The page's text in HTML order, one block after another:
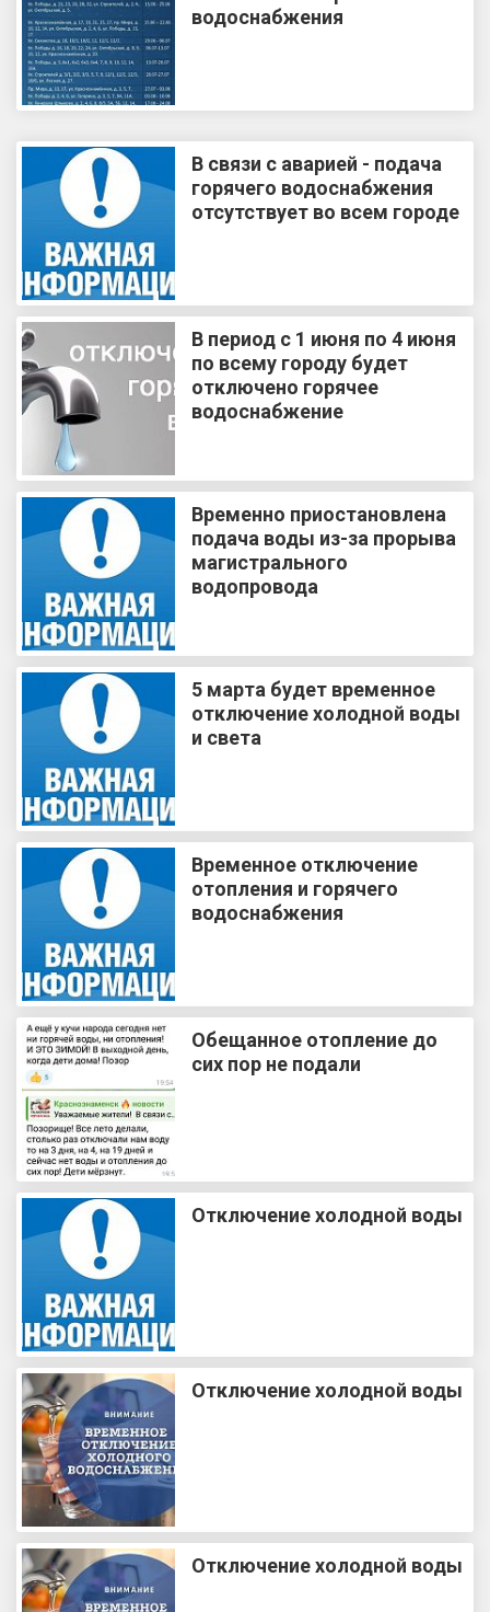
водоснабжения
В связи с аварией - подача
горячего водоснабжения
отсутствует во всем городе
В период с 1 июня по 4 июня
по всему городу будет
отключено горячее
водоснабжение
Временно приостановлена
подача воды из-за прорыва
магистрального
водопровода
5 марта будет временное
отключение холодной воды
и света
Временное отключение
отопления и горячего
водоснабжения
Обещанное отопление до
сих пор не подали
Отключение холодной воды
Отключение холодной воды
Отключение холодной воды